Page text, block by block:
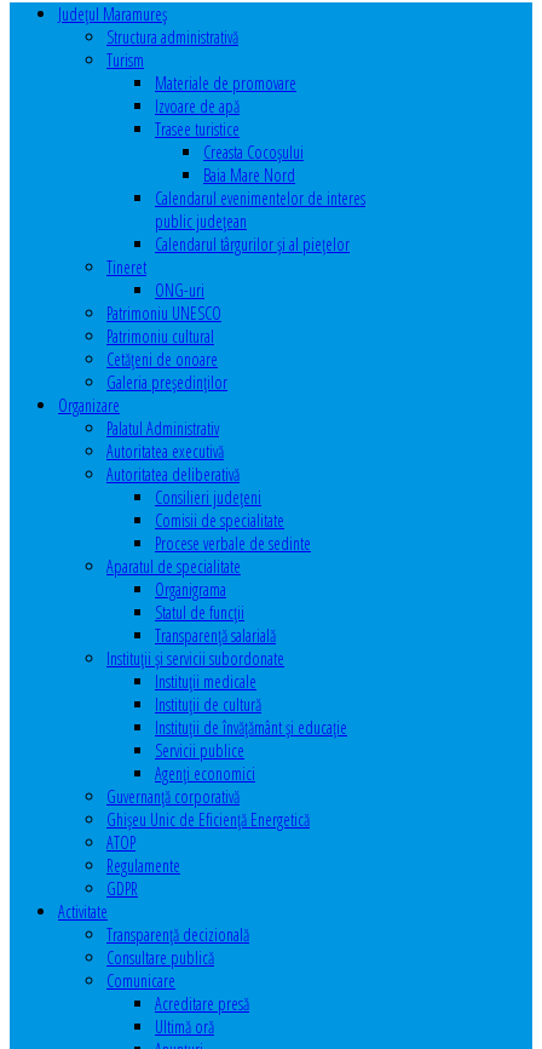
Judeţul Maramureş
Structura administrativă
Turism
Materiale de promovare
Izvoare de apă
Trasee turistice
Creasta Cocoșului
Baia Mare Nord
Calendarul evenimentelor de interes
public judeţean
Calendarul târgurilor şi al pieţelor
Tineret
ONG-uri
Patrimoniu UNESCO
Patrimoniu cultural
Cetăţeni de onoare
Galeria președinților
Organizare
Palatul Administrativ
Autoritatea executivă
Autoritatea deliberativă
Consilieri judeţeni
Comisii de specialitate
Procese verbale de sedinte
Aparatul de specialitate
Organigrama
Statul de funcții
Transparență salarială
Instituţii şi servicii subordonate
Instituţii medicale
Instituţii de cultură
Instituţii de învăţământ şi educaţie
Servicii publice
Agenţi economici
Guvernanță corporativă
Ghişeu Unic de Eficienţă Energetică
ATOP
Regulamente
GDPR
Activitate
Transparenţă decizională
Consultare publică
Comunicare
Acreditare presă
Ultimă oră